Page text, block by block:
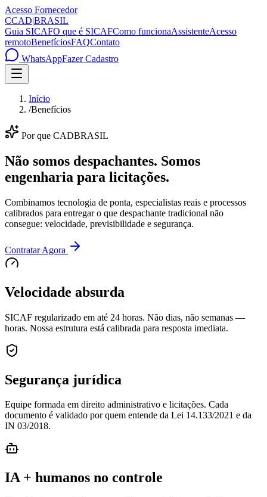
Acesso Fornecedor
CCAD|BRASIL
Guia SICAFO que é SICAFComo funcionaAssistenteAcesso
remotoBenefíciosFAQContato
WhatsAppFazer Cadastro
Início
/Benefícios
Por que CADBRASIL
Não somos despachantes. Somos
engenharia para licitações.
Combinamos tecnologia de ponta, especialistas reais e processos
calibrados para entregar o que despachante tradicional não
consegue: velocidade, previsibilidade e segurança.
Contratar Agora
Velocidade absurda
SICAF regularizado em até 24 horas. Não dias, não semanas —
horas. Nossa estrutura está calibrada para resposta imediata.
Segurança jurídica
Equipe formada em direito administrativo e licitações. Cada
documento é validado por quem entende da Lei 14.133/2021 e da
IN 03/2018.
IA + humanos no controle